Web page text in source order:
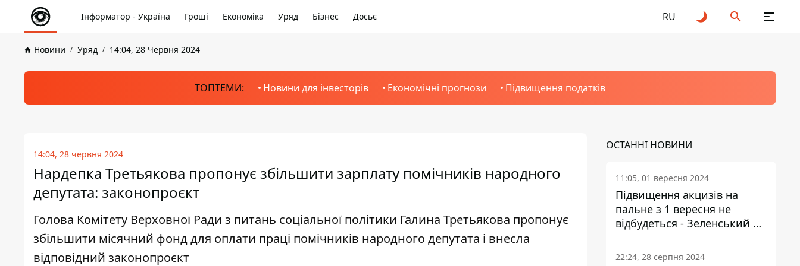
Інформатор - Україна Гроші Економіка Уряд Бізнес Досьє RU
Новини Уряд 14:04, 28 Червня 2024
ТОПТЕМИ: Новини для інвесторів Економічні прогнози Підвищення податків
14:04, 28 червня 2024
Нардепка Третьякова пропонує збільшити зарплату помічників народного
депутата: законопроєкт
Голова Комітету Верховної Ради з питань соціальної політики Галина Третьякова пропонує
збільшити місячний фонд для оплати праці помічників народного депутата і внесла
відповідний законопроєкт
ОСТАННІ НОВИНИ
11:05, 01 вересня 2024
Підвищення акцизів на
пальне з 1 вересня не
відбудеться - Зеленський не
підписав закон
22:24, 28 серпня 2024